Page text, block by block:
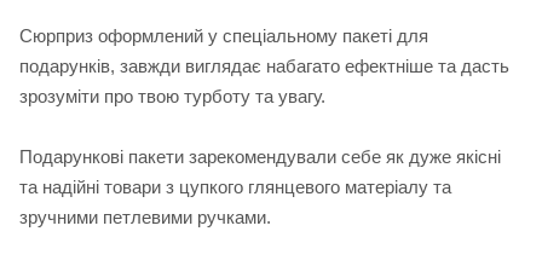
Сюрприз оформлений у спеціальному пакеті для
подарунків, завжди виглядає набагато ефектніше та дасть
зрозуміти про твою турботу та увагу.
Подарункові пакети зарекомендували себе як дуже якісні
та надійні товари з цупкого глянцевого матеріалу та
зручними петлевими ручками.